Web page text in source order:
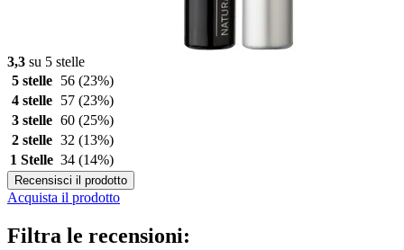
3,3 su 5 stelle
5 stelle
56 (23%)
4 stelle
57 (23%)
3 stelle 60 (25%)
2 stelle 32 (13%)
1 Stelle 34 (14%)
Recensisci il prodotto
Acquista il prodotto
Filtra le recensioni: